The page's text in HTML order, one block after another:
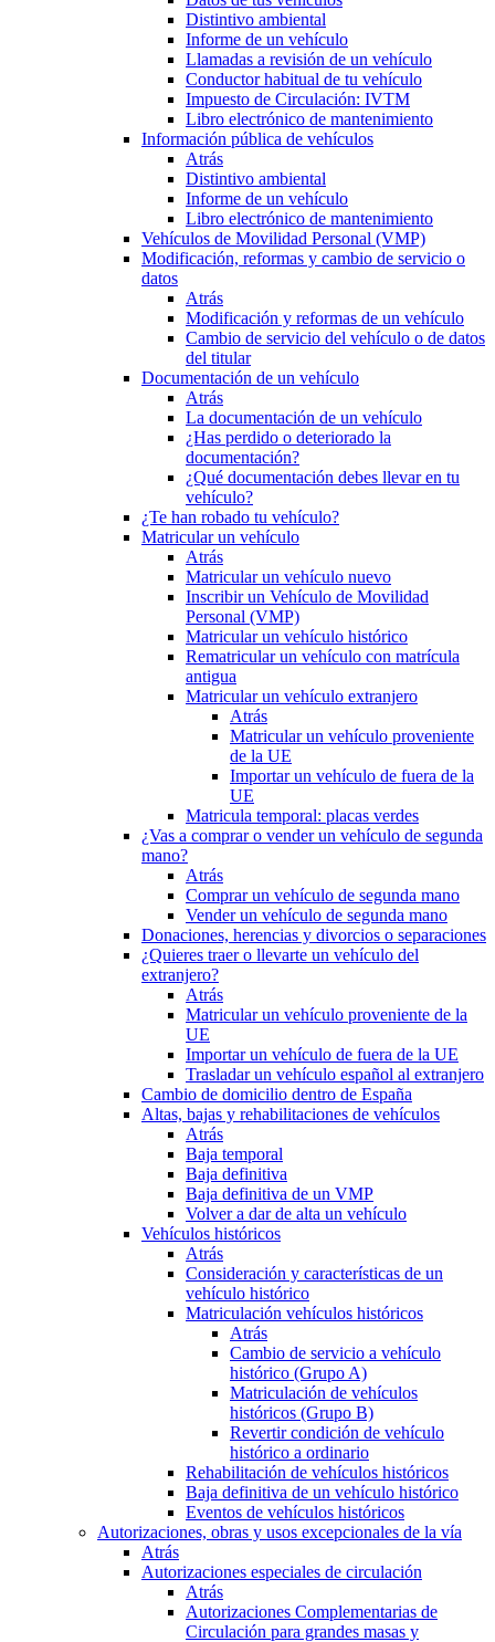
Distintivo ambiental
Informe de un vehículo
Llamadas a revisión de un vehículo
Conductor habitual de tu vehículo
Impuesto de Circulación: IVTM
Libro electrónico de mantenimiento
Información pública de vehículos
Atrás
Distintivo ambiental
Informe de un vehículo
Libro electrónico de mantenimiento
Vehículos de Movilidad Personal (VMP)
Modificación, reformas y cambio de servicio o
datos
Atrás
Modificación y reformas de un vehículo
Cambio de servicio del vehículo o de datos
del titular
Documentación de un vehículo
Atrás
La documentación de un vehículo
¿Has perdido o deteriorado la
documentación?
¿Qué documentación debes llevar en tu
vehículo?
¿Te han robado tu vehículo?
Matricular un vehículo
Atrás
Matricular un vehículo nuevo
Inscribir un Vehículo de Movilidad
Personal (VMP)
Matricular un vehículo histórico
Rematricular un vehículo con matrícula
antigua
Matricular un vehículo extranjero
Atrás
Matricular un vehículo proveniente
de la UE
Importar un vehículo de fuera de la
UE
Matricula temporal: placas verdes
¿Vas a comprar o vender un vehículo de segunda
mano?
Atrás
Comprar un vehículo de segunda mano
Vender un vehículo de segunda mano
Donaciones, herencias y divorcios o separaciones
¿Quieres traer o llevarte un vehículo del
extranjero?
Atrás
Matricular un vehículo proveniente de la
UE
Importar un vehículo de fuera de la UE
Trasladar un vehículo español al extranjero
Cambio de domicilio dentro de España
Altas, bajas y rehabilitaciones de vehículos
Atrás
Baja temporal
Baja definitiva
Baja definitiva de un VMP
Volver a dar de alta un vehículo
Vehículos históricos
Atrás
Consideración y características de un
vehículo histórico
Matriculación vehículos históricos
Atrás
Cambio de servicio a vehículo
histórico (Grupo A)
Matriculación de vehículos
históricos (Grupo B)
Revertir condición de vehículo
histórico a ordinario
Rehabilitación de vehículos históricos
Baja definitiva de un vehículo histórico
Eventos de vehículos históricos
Autorizaciones, obras y usos excepcionales de la vía
Atrás
Autorizaciones especiales de circulación
Atrás
Autorizaciones Complementarias de
Circulación para grandes masas y